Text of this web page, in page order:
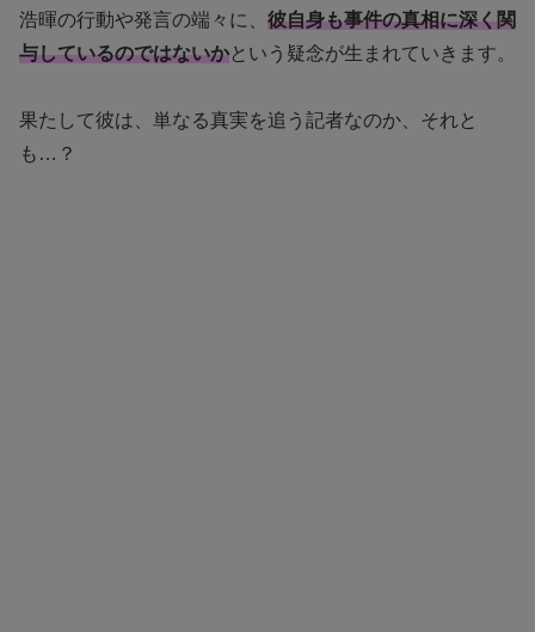
浩暉の行動や発言の端々に、 彼自身も事件の真相に深く関
与しているのではないかという疑念が生まれていきます。
果たして彼は、単なる真実を追う記者なのか、それと
も…？